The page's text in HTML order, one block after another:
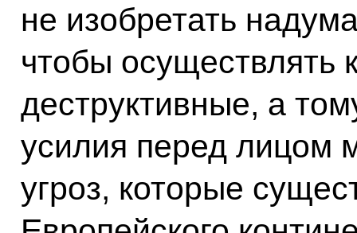
не изобретать
чтобы осуществлять
деструктивные, а
усилия перед лицом
угроз, которые